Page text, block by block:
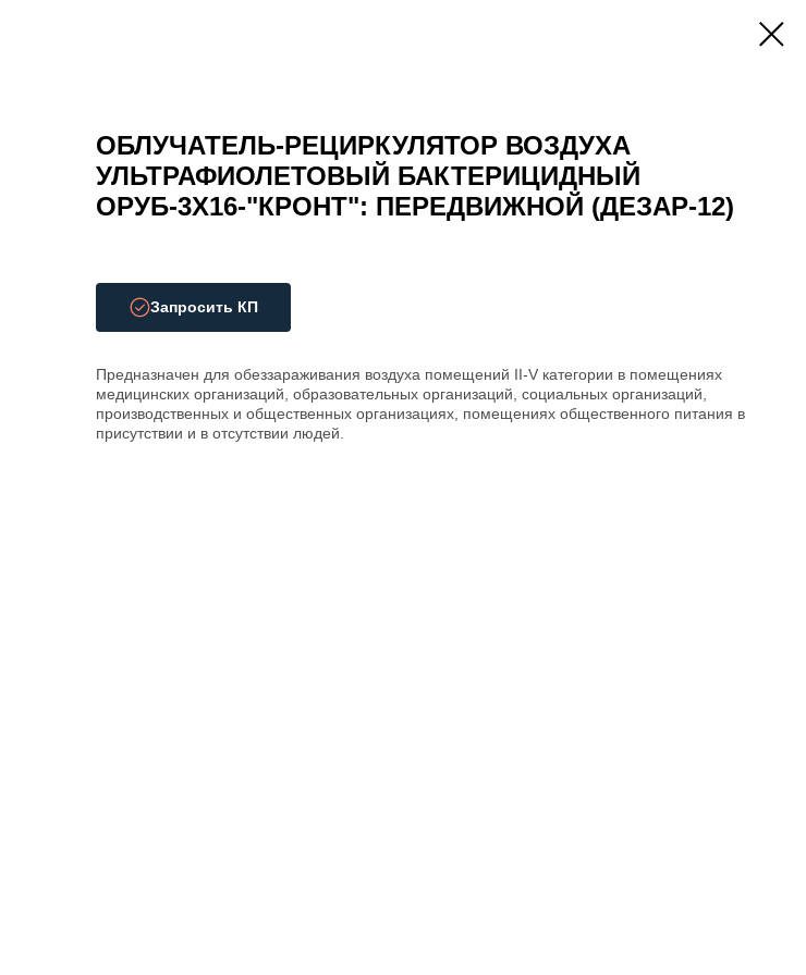
ОБЛУЧАТЕЛЬ-РЕЦИРКУЛЯТОР ВОЗДУХА
УЛЬТРАФИОЛЕТОВЫЙ БАКТЕРИЦИДНЫЙ
ОРУБ-3Х16-"КРОНТ": ПЕРЕДВИЖНОЙ (ДЕЗАР-12)
Запросить КП
Предназначен для обеззараживания воздуха помещений II-V категории в помещениях
медицинских организаций, образовательных организаций, социальных организаций,
производственных и общественных организациях, помещениях общественного питания в
присутствии и в отсутствии людей.